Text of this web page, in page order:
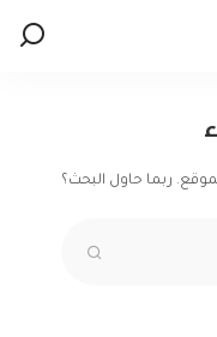
ربما حاول البحث؟